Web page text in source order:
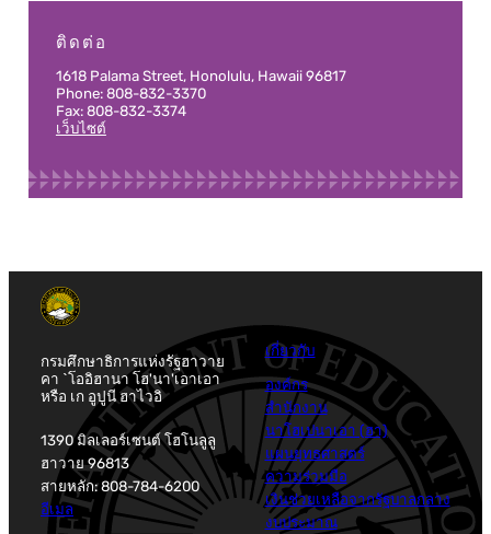
ติดต่อ
1618 Palama Street, Honolulu, Hawaii 96817
Phone: 808-832-3370
Fax: 808-832-3374
เว็บไซต์
กรมศึกษาธิการแห่งรัฐฮาวาย
คา `โออิฮานา โฮ'นา'เอาเอา
หรือ เก อูปูนี ฮาไวอิ
1390 มิลเลอร์เซนต์ โฮโนลูลู
ฮาวาย 96813
สายหลัก: 808-784-6200
อีเมล
เกี่ยวกับ
องค์กร
สำนักงาน
นาโฮเปนาเอา (ฮา)
แผนยุทธศาสตร์
ความร่วมมือ
เงินช่วยเหลือจากรัฐบาลกลาง
งบประมาณ